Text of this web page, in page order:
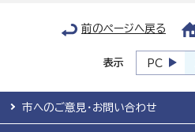
前のページへ戻る
表示 PC
市へのご意見・お問い合わせ